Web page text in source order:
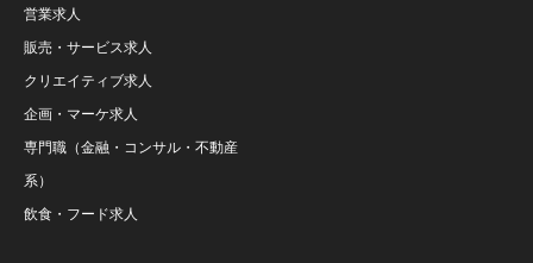
営業求人
販売・サービス求人
クリエイティブ求人
企画・マーケ求人
専門職（金融・コンサル・不動産
系）
飲食・フード求人